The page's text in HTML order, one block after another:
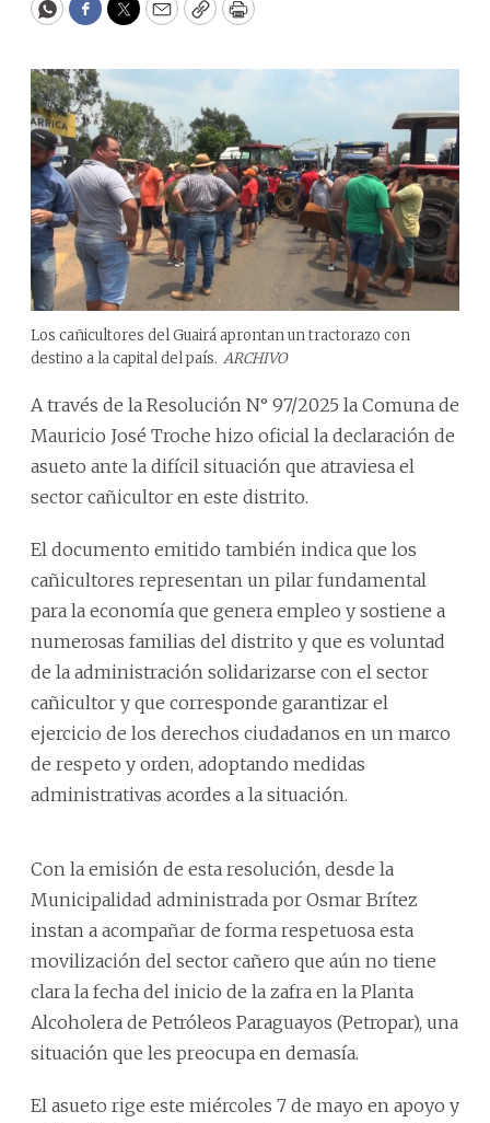
WhatsApp
Facebook
Twitter
EmailCopyPrint
Los cañicultores del Guairá aprontan un tractorazo con
destino a la capital del país. ARCHIVO
A través de la Resolución N° 97/2025 la Comuna de
Mauricio José Troche hizo oficial la declaración de
asueto ante la difícil situación que atraviesa el
sector cañicultor en este distrito.
El documento emitido también indica que los
cañicultores representan un pilar fundamental
para la economía que genera empleo y sostiene a
numerosas familias del distrito y que es voluntad
de la administración solidarizarse con el sector
cañicultor y que corresponde garantizar el
ejercicio de los derechos ciudadanos en un marco
de respeto y orden, adoptando medidas
administrativas acordes a la situación.
Con la emisión de esta resolución, desde la
Municipalidad administrada por Osmar Brítez
instan a acompañar de forma respetuosa esta
movilización del sector cañero que aún no tiene
clara la fecha del inicio de la zafra en la Planta
Alcoholera de Petróleos Paraguayos (Petropar), una
situación que les preocupa en demasía.
El asueto rige este miércoles 7 de mayo en apoyo y